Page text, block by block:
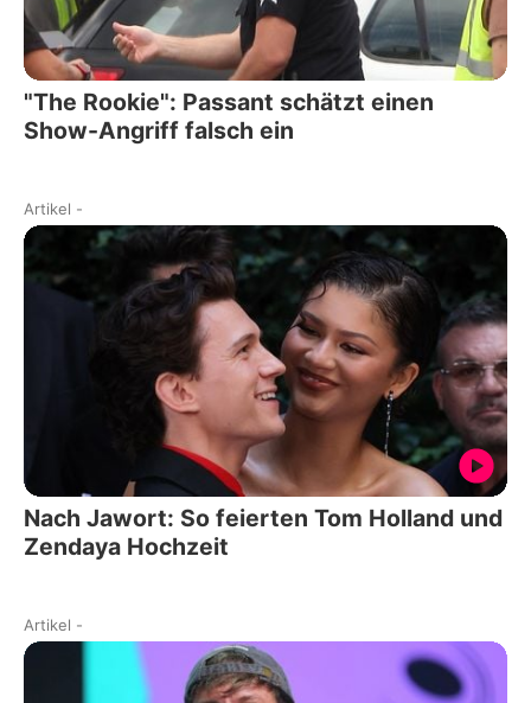
"The Rookie": Passant schätzt einen
Show-Angriff falsch ein
Artikel -
Nach Jawort: So feierten Tom Holland und
Zendaya Hochzeit
Artikel -